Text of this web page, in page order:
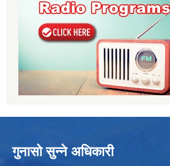
गुनासो सुन्ने अधिकारी